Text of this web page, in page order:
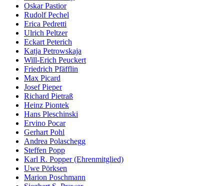
Oskar Pastior
Rudolf Pechel
Erica Pedretti
Ulrich Peltzer
Eckart Peterich
Katja Petrowskaja
Will-Erich Peuckert
Friedrich Pfäfflin
Max Picard
Josef Pieper
Richard Pietraß
Heinz Piontek
Hans Pleschinski
Ervino Pocar
Gerhart Pohl
Andrea Polaschegg
Steffen Popp
Karl R. Popper (Ehrenmitglied)
Uwe Pörksen
Marion Poschmann